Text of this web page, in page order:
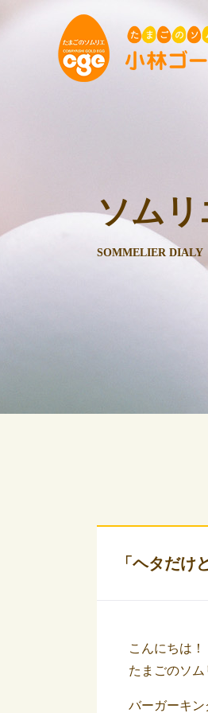
ソムリ
SOMMELIER DIALY
「ヘタだけ
こんにちは！
たまごのソム
バーガーキン